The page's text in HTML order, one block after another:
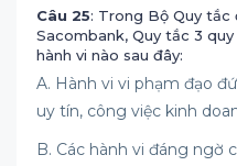
Câu 25: Trong Bộ Quy tắc
Sacombank, Quy tắc 3
hành vi nào sau đây:
A. Hành vi vi phạm đạo
uy tín, công việc kinh
B. Các hành vi đáng ngờ